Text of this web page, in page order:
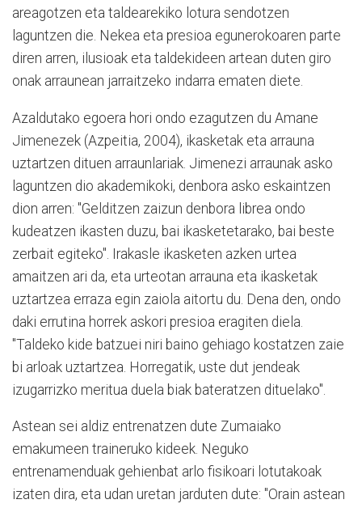
areagotzen eta taldearekiko lotura sendotzen
laguntzen die. Nekea eta presioa egunerokoaren parte
diren arren, ilusioak eta taldekideen artean duten giro
onak arraunean jarraitzeko indarra ematen diete.
Azaldutako egoera hori ondo ezagutzen du Amane
Jimenezek (Azpeitia, 2004), ikasketak eta arrauna
uztartzen dituen arraunlariak. Jimenezi arraunak asko
laguntzen dio akademikoki, denbora asko eskaintzen
dion arren: "Gelditzen zaizun denbora librea ondo
kudeatzen ikasten duzu, bai ikasketetarako, bai beste
zerbait egiteko". Irakasle ikasketen azken urtea
amaitzen ari da, eta urteotan arrauna eta ikasketak
uztartzea erraza egin zaiola aitortu du. Dena den, ondo
daki errutina horrek askori presioa eragiten diela.
"Taldeko kide batzuei niri baino gehiago kostatzen zaie
bi arloak uztartzea. Horregatik, uste dut jendeak
izugarrizko meritua duela biak bateratzen dituelako".
Astean sei aldiz entrenatzen dute Zumaiako
emakumeen traineruko kideek. Neguko
entrenamenduak gehienbat arlo fisikoari lotutakoak
izaten dira, eta udan uretan jarduten dute: "Orain astean